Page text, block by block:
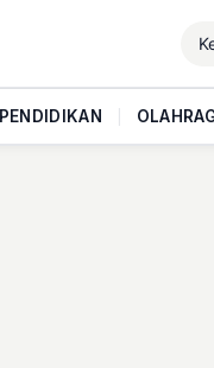
PENDIDIKAN